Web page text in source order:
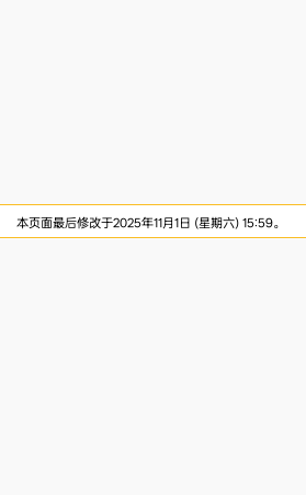
本页面最后修改于2025年11月1日 (星期六) 15:59。